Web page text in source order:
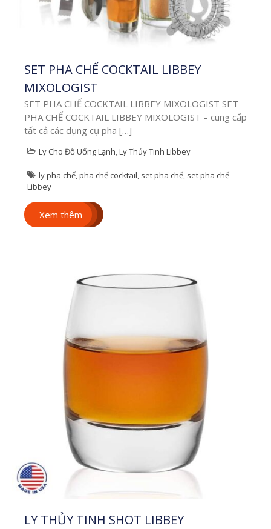
các thông
nhất về
công nghệ
tặng.
Phân Biệt Các
Trên Thị Trường
– Nên Chọn Loại
Phân Biệt Các Loại Đế
Lót Ly Trên Thị Trường
– Nên Chọn Loại Nào
Tốt Nhất? Đế lót ly […]
Xem thêm
SET PHA CHẾ COCKTAIL LIBBEY
MIXOLOGIST
SET PHA CHẾ COCKTAIL LIBBEY MIXOLOGIST SET
PHA CHẾ COCKTAIL LIBBEY MIXOLOGIST – cung cấp
tất cả các dụng cụ pha […]
Ly Cho Đồ Uống Lạnh,Ly Thủy Tinh Libbey
ly pha chế,pha chế cocktail, set pha chế, set pha chế
Libbey
Xem thêm
LY THỦY TINH SHOT LIBBEY